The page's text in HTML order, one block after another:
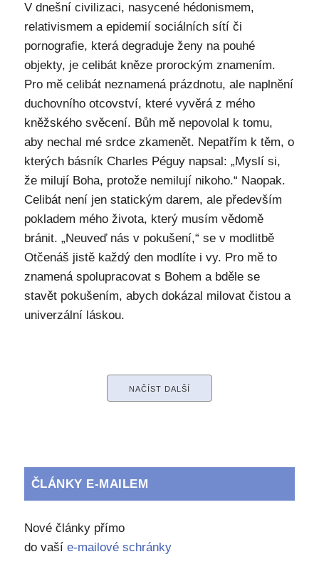
V dnešní civilizaci, nasycené hédonismem,
relativismem a epidemií sociálních sítí či
pornografie, která degraduje ženy na pouhé
objekty, je celibát kněze prorockým znamením.
Pro mě celibát neznamená prázdnotu, ale naplnění
duchovního otcovství, které vyvěrá z mého
kněžského svěcení. Bůh mě nepovolal k tomu,
aby nechal mé srdce zkamenět. Nepatřím k těm, o
kterých básník Charles Péguy napsal: „Myslí si,
že milují Boha, protože nemilují nikoho.“ Naopak.
Celibát není jen statickým darem, ale především
pokladem mého života, který musím vědomě
bránit. „Neuveď nás v pokušení,“ se v modlitbě
Otčenáš jistě každý den modlíte i vy. Pro mě to
znamená spolupracovat s Bohem a bděle se
stavět pokušením, abych dokázal milovat čistou a
univerzální láskou.
NAČÍST DALŠÍ
ČLÁNKY E-MAILEM
Nové články přímo
do vaší e-mailové schránky